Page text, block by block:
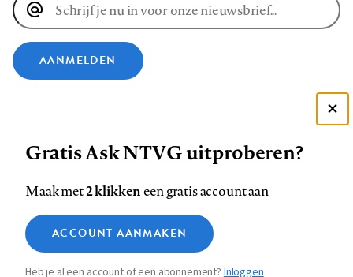
E-
mailadres
AANMELDEN
Volg
ons
Facebook
Volg
ons
op
LinkedIn
Volg
ons
op
Bluesky
Volg
ons
op
Instagram
Volg
ons
op
YouTube
Volg
ons
Footer
navigation
Contact Colofon Disclaimer Privacy
Medische vragen verdienen
betrouwbare antwoorden
Zie onze cookie policy
Analytische cookies
Marketing cookies
Gratis Ask NTVG uitproberen?
Maak met2 klikkeneen gratis account aan
ACCOUNT AANMAKEN
Heb je al een account of een abonnement?Inloggen